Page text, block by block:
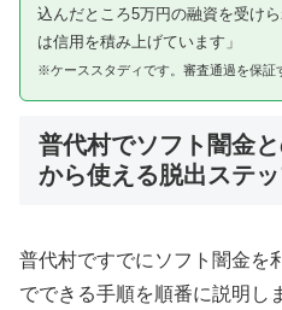
込んだところ5万円の融資を受け
は信用を積み上げています」
※ケーススタディです。審査通過を保証
普代村でソフト闇金
から使える脱出ステ
普代村ですでにソフト闇金を
でできる手順を順番に説明し